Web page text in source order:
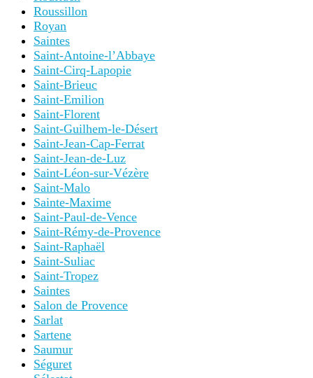
Roussillon
Royan
Saintes
Saint-Antoine-l’Abbaye
Saint-Cirq-Lapopie
Saint-Brieuc
Saint-Emilion
Saint-Florent
Saint-Guilhem-le-Désert
Saint-Jean-Cap-Ferrat
Saint-Jean-de-Luz
Saint-Léon-sur-Vézère
Saint-Malo
Sainte-Maxime
Saint-Paul-de-Vence
Saint-Rémy-de-Provence
Saint-Raphaël
Saint-Suliac
Saint-Tropez
Saintes
Salon de Provence
Sarlat
Sartene
Saumur
Séguret